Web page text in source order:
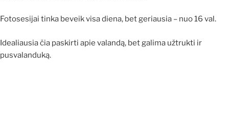
Fotosesijai tinka beveik visa diena, bet geriausia – nuo 16 val.
Idealiausia čia paskirti apie valandą, bet galima užtrukti ir
pusvalanduką.